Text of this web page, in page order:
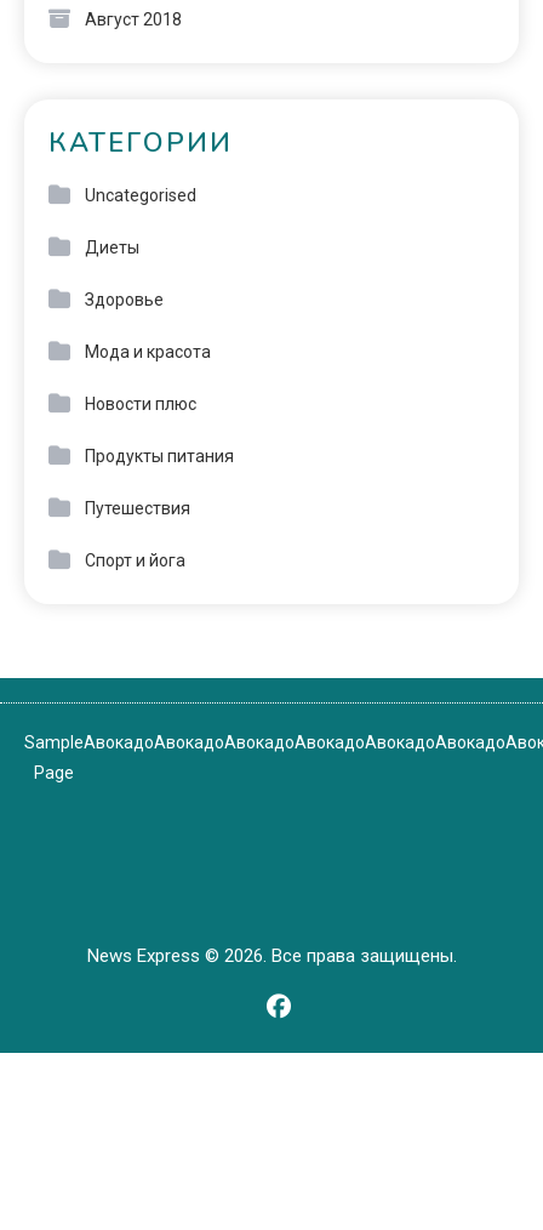
Август 2018
КАТЕГОРИИ
Uncategorised
Диеты
Здоровье
Мода и красота
Новости плюс
Продукты питания
Путешествия
Спорт и йога
Sample
Page
АвокадоАвокадоАвокадоАвокадоАвокадоАвокадо
News Express © 2026. Все права защищены.